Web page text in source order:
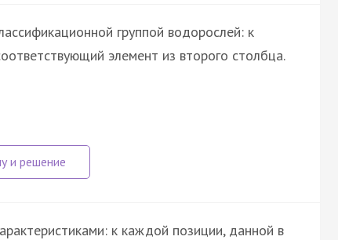
группой водорослей: к
элемент из второго столбца.
к каждой позиции, данной в